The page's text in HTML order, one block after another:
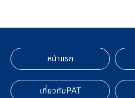
หน้าแรก
เกี่ยวกับPAT